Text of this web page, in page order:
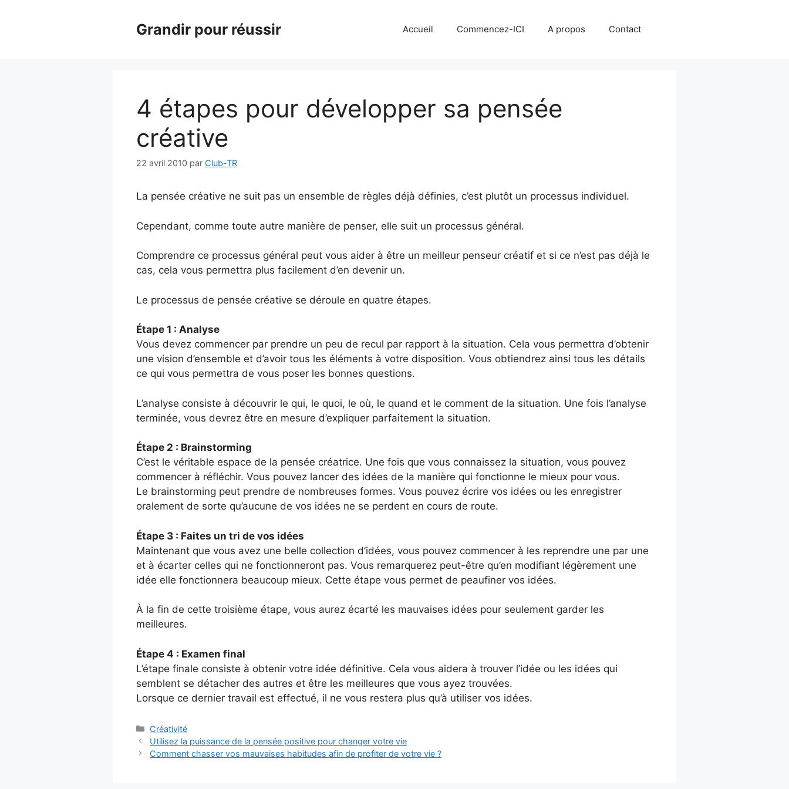
Grandir pour réussir Accueil Commencez-ICI A propos Contact
4 étapes pour développer sa pensée
créative
22 avril 2010 par Club-TR
La pensée créative ne suit pas un ensemble de règles déjà définies, c’est plutôt un processus individuel.
Cependant, comme toute autre manière de penser, elle suit un processus général.
Comprendre ce processus général peut vous aider à être un meilleur penseur créatif et si ce n’est pas déjà le
cas, cela vous permettra plus facilement d’en devenir un.
Le processus de pensée créative se déroule en quatre étapes.
Étape 1 : Analyse
Vous devez commencer par prendre un peu de recul par rapport à la situation. Cela vous permettra d’obtenir
une vision d’ensemble et d’avoir tous les éléments à votre disposition. Vous obtiendrez ainsi tous les détails
ce qui vous permettra de vous poser les bonnes questions.
L’analyse consiste à découvrir le qui, le quoi, le où, le quand et le comment de la situation. Une fois l’analyse
terminée, vous devrez être en mesure d’expliquer parfaitement la situation.
Étape 2 : Brainstorming
C’est le véritable espace de la pensée créatrice. Une fois que vous connaissez la situation, vous pouvez
commencer à réfléchir. Vous pouvez lancer des idées de la manière qui fonctionne le mieux pour vous.
Le brainstorming peut prendre de nombreuses formes. Vous pouvez écrire vos idées ou les enregistrer
oralement de sorte qu’aucune de vos idées ne se perdent en cours de route.
Étape 3 : Faites un tri de vos idées
Maintenant que vous avez une belle collection d’idées, vous pouvez commencer à les reprendre une par une
et à écarter celles qui ne fonctionneront pas. Vous remarquerez peut-être qu’en modifiant légèrement une
idée elle fonctionnera beaucoup mieux. Cette étape vous permet de peaufiner vos idées.
À la fin de cette troisième étape, vous aurez écarté les mauvaises idées pour seulement garder les
meilleures.
Étape 4 : Examen final
L’étape finale consiste à obtenir votre idée définitive. Cela vous aidera à trouver l’idée ou les idées qui
semblent se détacher des autres et être les meilleures que vous ayez trouvées.
Lorsque ce dernier travail est effectué, il ne vous restera plus qu’à utiliser vos idées.
Catégories
Créativité
Utilisez la puissance de la pensée positive pour changer votre vie
Comment chasser vos mauvaises habitudes afin de profiter de votre vie ?